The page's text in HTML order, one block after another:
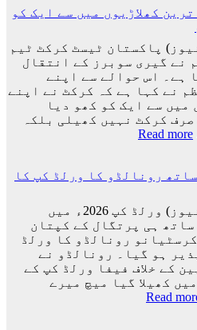
واپس
کیوں
گئے؟
وجہ
سامنے
آ
گئی
کھلاڑیوں میں سے ایک کو
پاکستان ٹیسٹ کرکٹ ٹیم
نے گیری سوبرز کے انتقال
ہے۔ اس حوالے سے اپنے
نے کہا ہے کہ کرکٹ نے اپنے
میں سے ایک کو کھو دیا
کرکٹ نہیں کھیلی بلکہ
Read more
:
اپنے
ترین
کھلاڑیوں
میں
سے
ایک
کو
کھو
رونالڈو کا ورلڈ کپ کا
اسلام آباد (مانند نیوز) ورلڈ کپ 2026ء میں
ہی پرتگال کے کپتان
رونالڈو کا ورلڈ
ہو گیا۔ رونالڈو نے
کے خلاف فیفا ورلڈ کپ کے
کھیلا گیا میچ میرے
Read
: